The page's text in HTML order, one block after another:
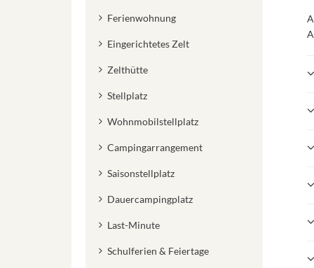
Ferienwohnung
Eingerichtetes Zelt
Zelthütte
Stellplatz
Wohnmobilstellplatz
Campingarrangement
Saisonstellplatz
Dauercampingplatz
Last-Minute
Schulferien & Feiertage